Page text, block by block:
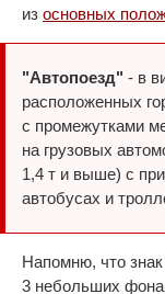
из основных
"Автопоезд" - в
расположенных
с промежутками
на грузовых
1,4 т и выше) с
автобусах и
Напомню, что
3 небольших